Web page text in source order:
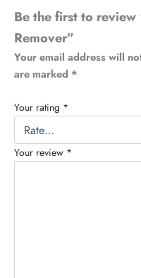
Be the first to review
Remover”
Your email address will
are marked *
Your rating *
Your review *